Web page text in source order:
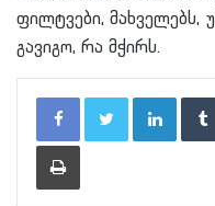
ფილტვები, მახველებს,
გავიგო, რა მჭირს.
Print